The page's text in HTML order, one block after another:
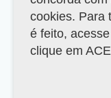
cookies. Para
é feito, acesse
clique em